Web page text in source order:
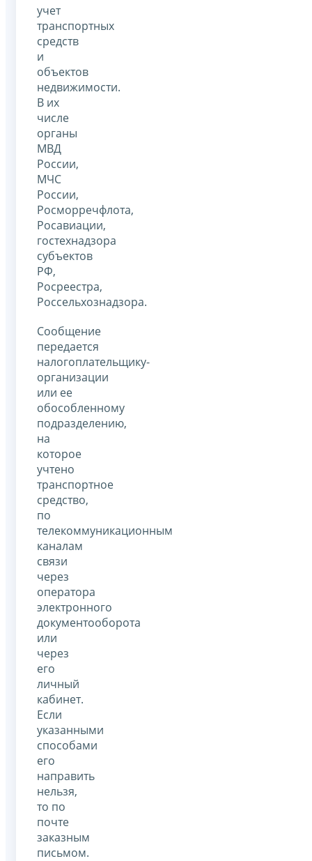
учет
транспортных
средств
и
объектов
недвижимости.
В их
числе
органы
МВД
России,
МЧС
России,
Росморречфлота,
Росавиации,
гостехнадзора
субъектов
РФ,
Росреестра,
Россельхознадзора.
Сообщение
передается
налогоплательщику-
организации
или ее
обособленному
подразделению,
на
которое
учтено
транспортное
средство,
по
телекоммуникационным
каналам
связи
через
оператора
электронного
документооборота
или
через
его
личный
кабинет.
Если
указанными
способами
его
направить
нельзя,
то по
почте
заказным
письмом.